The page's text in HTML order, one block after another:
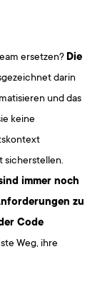
ersetzen? Die
darin
und das
keine
sicherstellen.
immer noch
zu
Code
Weg, ihre